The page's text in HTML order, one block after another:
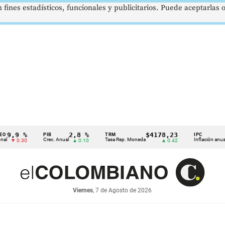
PIB
Crec. Anual
2,8 %
▲ 0.10
TRM
Tasa Rep. Moneda
$4178,23
▲ 0.42
IPC
Inflación anual
5,81
▼
Viernes, 7 de Agosto de 2026
estadísticos, funcionales y publicitarios. Puede aceptarlas